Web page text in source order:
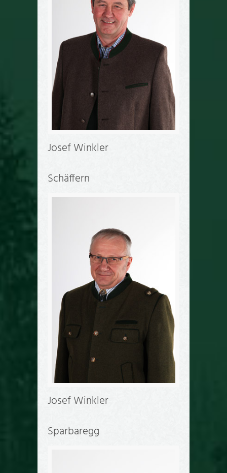
Josef Winkler
Schäffern
Josef Winkler
Sparbaregg